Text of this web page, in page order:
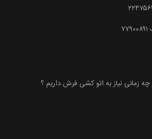
نیاز به اتو کشی فرش داریم ؟